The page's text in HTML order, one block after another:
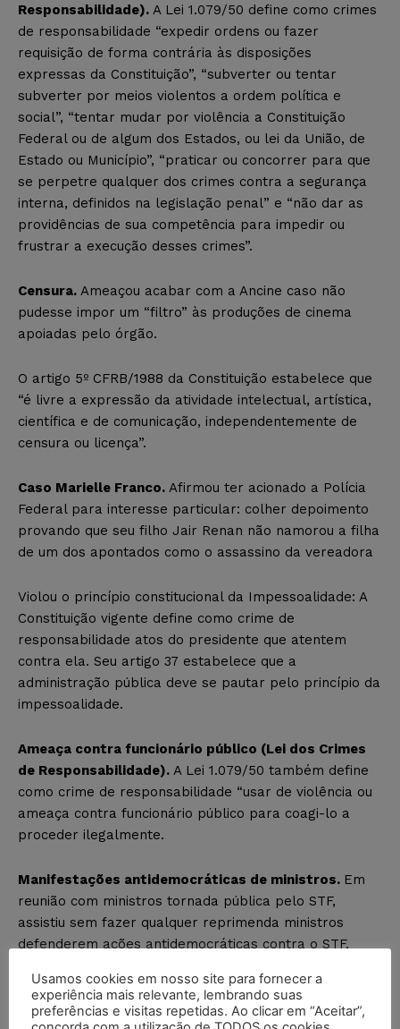
Responsabilidade). A Lei 1.079/50 define como crimes
de responsabilidade “expedir ordens ou fazer
requisição de forma contrária às disposições
expressas da Constituição”, “subverter ou tentar
subverter por meios violentos a ordem política e
social”, “tentar mudar por violência a Constituição
Federal ou de algum dos Estados, ou lei da União, de
Estado ou Município”, “praticar ou concorrer para que
se perpetre qualquer dos crimes contra a segurança
interna, definidos na legislação penal” e “não dar as
providências de sua competência para impedir ou
frustrar a execução desses crimes”.
Censura. Ameaçou acabar com a Ancine caso não
pudesse impor um “filtro” às produções de cinema
apoiadas pelo órgão.
O artigo 5º CFRB/1988 da Constituição estabelece que
“é livre a expressão da atividade intelectual, artística,
científica e de comunicação, independentemente de
censura ou licença”.
Caso Marielle Franco. Afirmou ter acionado a Polícia
Federal para interesse particular: colher depoimento
provando que seu filho Jair Renan não namorou a filha
de um dos apontados como o assassino da vereadora
Violou o princípio constitucional da Impessoalidade: A
Constituição vigente define como crime de
responsabilidade atos do presidente que atentem
contra ela. Seu artigo 37 estabelece que a
administração pública deve se pautar pelo princípio da
impessoalidade.
Ameaça contra funcionário público (Lei dos Crimes
de Responsabilidade). A Lei 1.079/50 também define
como crime de responsabilidade “usar de violência ou
ameaça contra funcionário público para coagi-lo a
proceder ilegalmente.
Manifestações antidemocráticas de ministros. Em
reunião com ministros tornada pública pelo STF,
assistiu sem fazer qualquer reprimenda ministros
defenderem ações antidemocráticas contra o STF,
pontos
Usamos cookies em nosso site para fornecer a
experiência mais relevante, lembrando suas
preferências e visitas repetidas. Ao clicar em “Aceitar”,